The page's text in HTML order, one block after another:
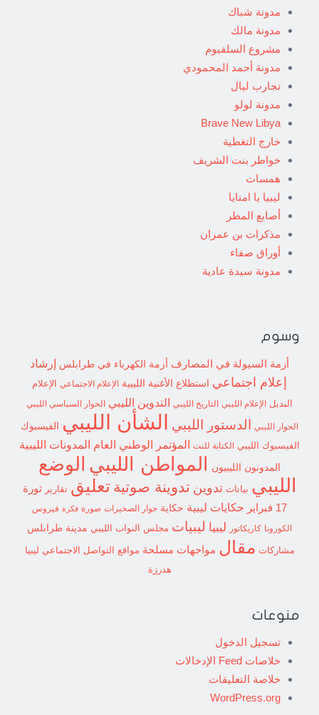
مدونة شباك
مدونة مالك
مشروع السلفيوم
مدونة أحمد المحمودي
تجارب ليال
مدونة لولو
Brave New Libya
خارج التغطية
خواطر بنت الشريف
همسات
ليبيا يا امنايا
أصابع المطر
مذكرات بن عمران
أوراق صفاء
مدونة سيدة عادية
وسوم
أزمة السيولة في المصارف أزمة الكهرباء في طرابلس إرشاد
إعلام اجتماعي استطلاع الأغنية الليبية الإعلام الاجتماعي
الإعلام
البديل الإعلام الليبي التاريخ الليبي التدوين الليبي الحوار السياسي الليبي
الحوار الليبي الدستور الليبي الشأن الليبي الفيسبوك
الفيسبوك الليبي الكتابة للنت المؤتمر الوطني العام المدونات الليبية
المدونون الليبيون المواطن الليبي الوضع
الليبي بيانات تدوين تدوينة صوتية تعليق تقارير
ثورة
17 فبراير
حكايات ليبية حكاية حوار الصخيرات صورة فكرة فيروس
الكورونا كاريكاتور ليبيا ليبيات مجلس النواب الليبي مدينة طرابلس
مشاركات مقال مواجهات مسلحة مواقع التواصل الاجتماعي ليبيا
هدرزة
منوعات
تسجيل الدخول
خلاصات Feed الإدخالات
خلاصة التعليقات
WordPress.org